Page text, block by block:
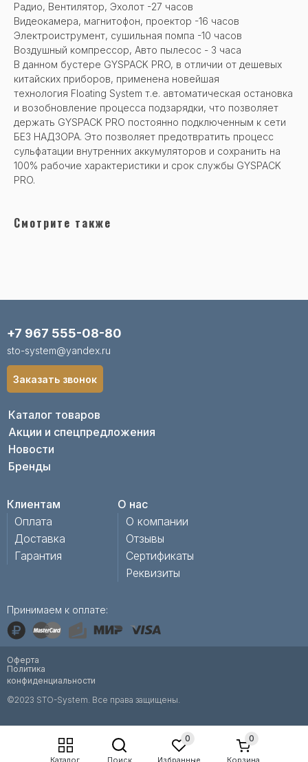
Поиск
Каталог Избранные Корзина
0 0
Радио, Вентилятор, Эхолот -27 часов
Видеокамера, магнитофон, проектор -16 часов
Электроиструмент, сушильная помпа -10 часов
Воздушный компрессор, Авто пылесос - 3 часа
В данном бустере GYSPACK PRO, в отличии от дешевых
китайских приборов, применена новейшая
технология Floating System т.е. автоматическая остановка
и возобновление процесса подзарядки, что позволяет
держать GYSPACK PRO постоянно подключенным к сети
БЕЗ НАДЗОРА. Это позволяет предотвратить процесс
сульфатации внутренних аккумуляторов и сохранить на
100% рабочие характеристики и срок службы GYSPACK
PRO.
Смотрите также
Каталог товаров
Акции и спецпредложения
Новости
Бренды
Клиентам
Оплата
Доставка
Гарантия
О нас
О компании
Отзывы
Сертификаты
Реквизиты
+7 967 555-08-80
sto-system@yandex.ru
Принимаем к оплате:
Заказать звонок
©2023 STO-System. Все права защищены.
Политика
конфиденциальности
Оферта